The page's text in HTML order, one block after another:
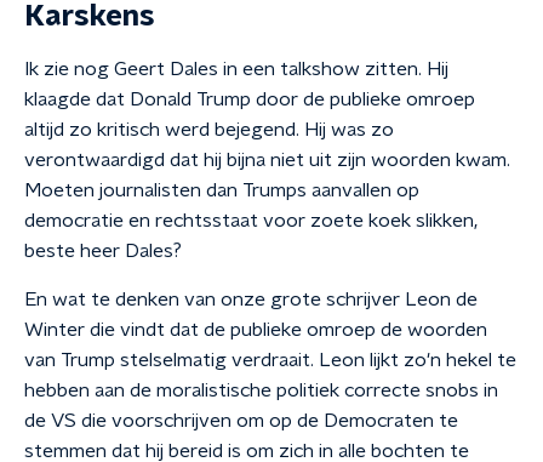
Karskens
Ik zie nog Geert Dales in een talkshow zitten. Hij
klaagde dat Donald Trump door de publieke omroep
altijd zo kritisch werd bejegend. Hij was zo
verontwaardigd dat hij bijna niet uit zijn woorden kwam.
Moeten journalisten dan Trumps aanvallen op
democratie en rechtsstaat voor zoete koek slikken,
beste heer Dales?
En wat te denken van onze grote schrijver Leon de
Winter die vindt dat de publieke omroep de woorden
van Trump stelselmatig verdraait. Leon lijkt zo'n hekel te
hebben aan de moralistische politiek correcte snobs in
de VS die voorschrijven om op de Democraten te
stemmen dat hij bereid is om zich in alle bochten te